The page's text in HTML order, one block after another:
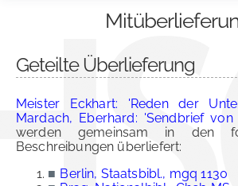
Geteilte Überlieferung
Meister Eckhart: 'Reden der
Mardach, Eberhard: 'Sendbrief
werden gemeinsam in den
Beschreibungen überliefert:
■ Berlin, Staatsbibl., mgq 1130